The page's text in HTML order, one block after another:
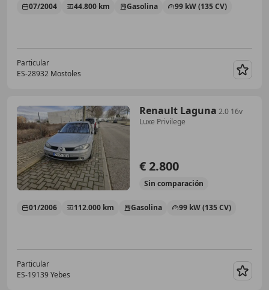
07/2004 44.800 km Gasolina 99 kW (135 CV)
Particular
ES-28932 Mostoles
Renault Laguna 2.0 16v
Luxe Privilege
€ 2.800
Sin comparación
01/2006 112.000 km Gasolina 99 kW (135 CV)
Particular
ES-19139 Yebes